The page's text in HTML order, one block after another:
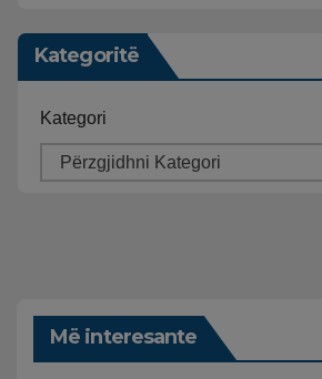
Kategoritë
Kategori
Më interesante